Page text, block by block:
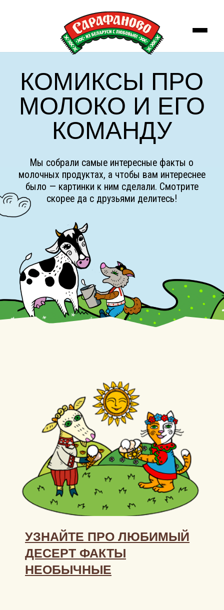
Мы собрали самые интересные факты о
молочных продуктах, а чтобы вам интереснее
было — картинки к ним сделали. Смотрите
КОМИКСЫ ПРО
МОЛОКО И ЕГО
КОМАНДУ
УЗНАЙТЕ ПРО ЛЮБИМЫЙ
ДЕСЕРТ ФАКТЫ
НЕОБЫЧНЫЕ